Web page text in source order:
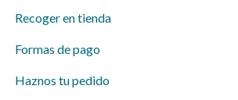
Recoger en tienda
Formas de pago
Haznos tu pedido